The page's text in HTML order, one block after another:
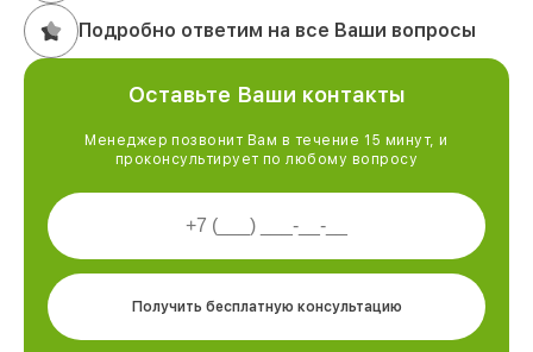
Подробно ответим на все Ваши вопросы
Оставьте Ваши контакты
Менеджер позвонит Вам в течение 15 минут, и
проконсультирует по любому вопросу
Получить бесплатную консультацию